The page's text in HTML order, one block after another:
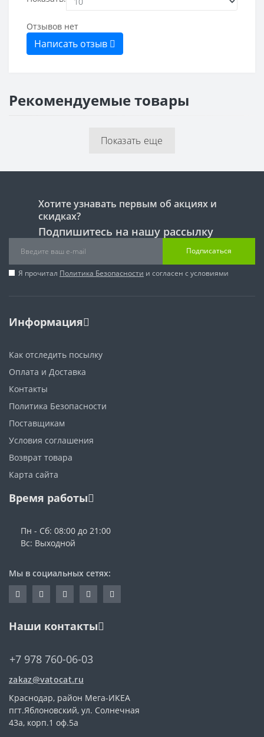
Отзывов нет
Написать отзыв
Рекомендуемые товары
Показать еще
Хотите узнавать первым об акциях и
скидках?
Подпишитесь на нашу рассылку
Подписаться
Я прочитал Политика Безопасности и согласен с условиями
Информация
Как отследить посылку
Оплата и Доставка
Контакты
Политика Безопасности
Поставщикам
Условия соглашения
Возврат товара
Карта сайта
Время работы
Пн - Сб: 08:00 до 21:00
Вс: Выходной
Мы в социальных сетях:
Наши контакты
+7 978 760-06-03
zakaz@vatocat.ru
Краснодар, район Мега-ИКЕА
пгт.Яблоновский, ул. Солнечная
43а, корп.1 оф.5а